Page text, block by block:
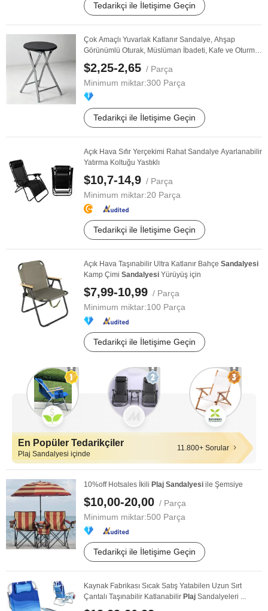
Tedarikçi ile İletişime Geçin
Çok Amaçlı Yuvarlak Katlanır Sandalye, Ahşap
Görünümlü Oturak, Müslüman İbadeti, Kafe ve Oturma
...
$2,25-2,65 / Parça
Minimum miktar:300 Parça
Tedarikçi ile İletişime Geçin
Açık Hava Sıfır Yerçekimi Rahat Sandalye Ayarlanabilir
Yatırma Koltuğu Yastıklı
$10,7-14,9 / Parça
Minimum miktar:20 Parça
Tedarikçi ile İletişime Geçin
Açık Hava Taşınabilir Ultra Katlanır Bahçe Sandalyesi
Kamp Çimi Sandalyesi Yürüyüş için
$7,99-10,99 / Parça
Minimum miktar:100 Parça
Tedarikçi ile İletişime Geçin
En Popüler Tedarikçiler
Plaj Sandalyesi içinde
11.800+ Sorular
10%off Hotsales İkili Plaj Sandalyesi ile Şemsiye
$10,00-20,00 / Parça
Minimum miktar:500 Parça
Tedarikçi ile İletişime Geçin
Kaynak Fabrikası Sıcak Satış Yatabilen Uzun Sırt
Çantalı Taşınabilir Katlanabilir Plaj Sandalyeleri ...